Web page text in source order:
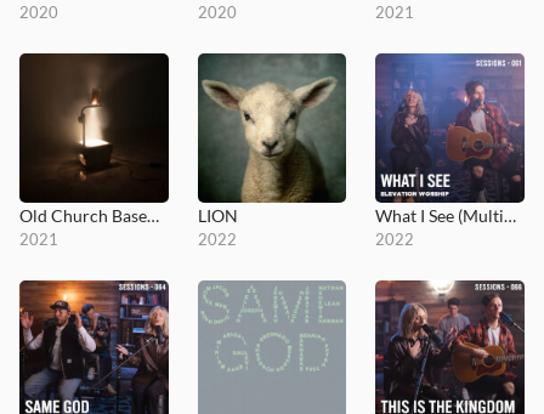
2020 2020 2021
Old Church Basement
2021
LION
2022
What I See (MultiTracks Session)
2022